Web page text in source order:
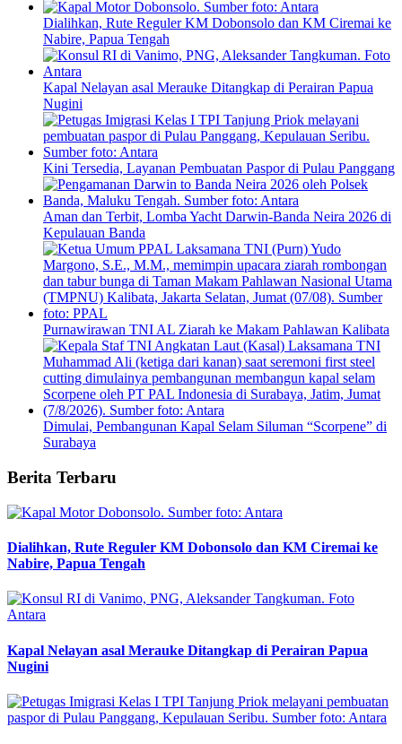
Dialihkan, Rute Reguler KM Dobonsolo dan KM Ciremai ke
Nabire, Papua Tengah
Kapal Nelayan asal Merauke Ditangkap di Perairan Papua
Nugini
Kini Tersedia, Layanan Pembuatan Paspor di Pulau Panggang
Aman dan Terbit, Lomba Yacht Darwin-Banda Neira 2026 di
Kepulauan Banda
Purnawirawan TNI AL Ziarah ke Makam Pahlawan Kalibata
Dimulai, Pembangunan Kapal Selam Siluman “Scorpene” di
Surabaya
Berita Terbaru
Dialihkan, Rute Reguler KM Dobonsolo dan KM Ciremai ke
Nabire, Papua Tengah
Kapal Nelayan asal Merauke Ditangkap di Perairan Papua
Nugini